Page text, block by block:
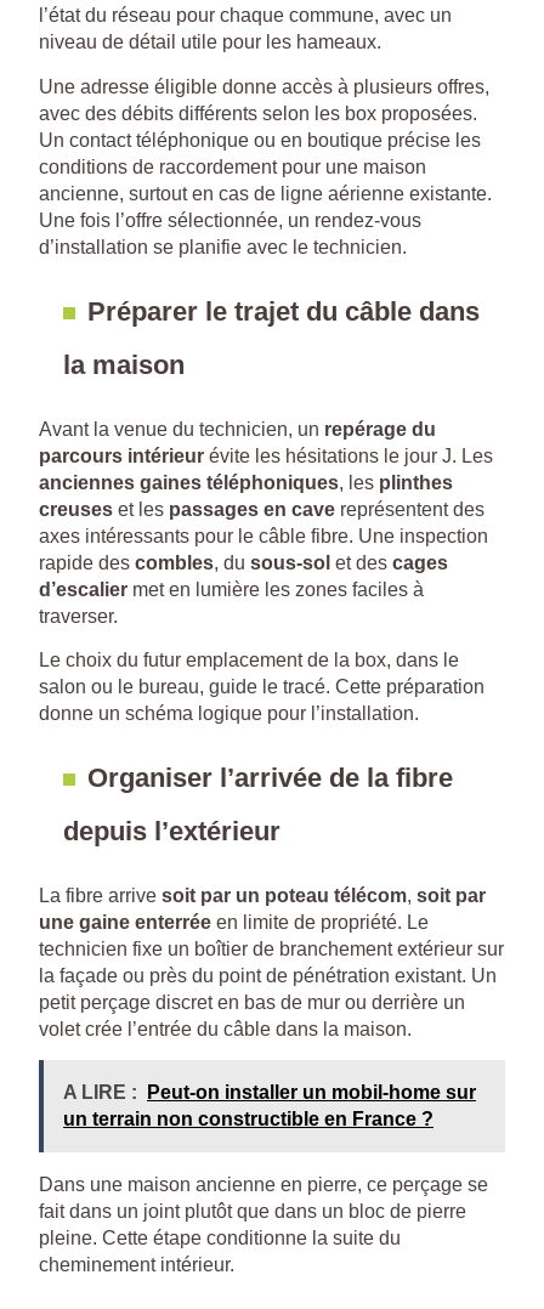
l’état du réseau pour chaque commune, avec un
niveau de détail utile pour les hameaux.
Une adresse éligible donne accès à plusieurs offres,
avec des débits différents selon les box proposées.
Un contact téléphonique ou en boutique précise les
conditions de raccordement pour une maison
ancienne, surtout en cas de ligne aérienne existante.
Une fois l’offre sélectionnée, un rendez-vous
d’installation se planifie avec le technicien.
Préparer le trajet du câble dans
la maison
Avant la venue du technicien, un repérage du
parcours intérieur évite les hésitations le jour J. Les
anciennes gaines téléphoniques, les plinthes
creuses et les passages en cave représentent des
axes intéressants pour le câble fibre. Une inspection
rapide des combles, du sous-sol et des cages
d’escalier met en lumière les zones faciles à
traverser.
Le choix du futur emplacement de la box, dans le
salon ou le bureau, guide le tracé. Cette préparation
donne un schéma logique pour l’installation.
Organiser l’arrivée de la fibre
depuis l’extérieur
La fibre arrive soit par un poteau télécom, soit par
une gaine enterrée en limite de propriété. Le
technicien fixe un boîtier de branchement extérieur sur
la façade ou près du point de pénétration existant. Un
petit perçage discret en bas de mur ou derrière un
volet crée l’entrée du câble dans la maison.
A LIRE :
Peut-on installer un mobil-home sur
un terrain non constructible en France ?
Dans une maison ancienne en pierre, ce perçage se
fait dans un joint plutôt que dans un bloc de pierre
pleine. Cette étape conditionne la suite du
cheminement intérieur.